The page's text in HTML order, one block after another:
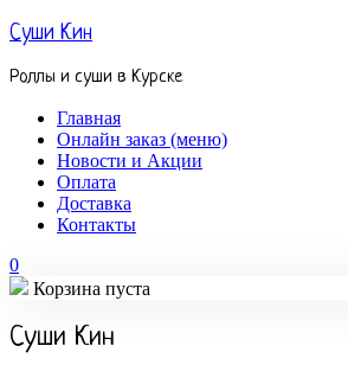
Суши Кин
Роллы и суши в Курске
Главная
Онлайн заказ (меню)
Новости и Акции
Оплата
Доставка
Контакты
0
Корзина пуста
Суши Кин